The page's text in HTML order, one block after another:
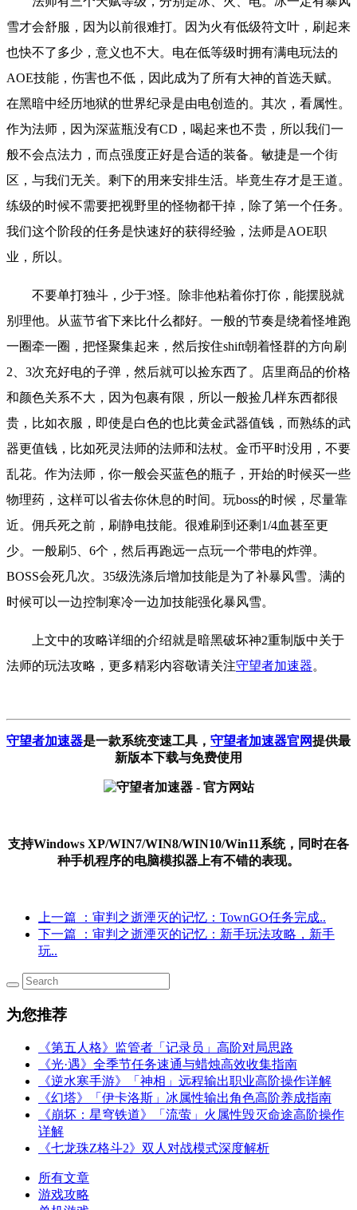
雪才会舒服，因为以前很难打。因为火有低级符文叶，刷起来
也快不了多少，意义也不大。电在低等级时拥有满电玩法的
AOE技能，伤害也不低，因此成为了所有大神的首选天赋。
在黑暗中经历地狱的世界纪录是由电创造的。 其次，看属性。
作为法师，因为深蓝瓶没有CD，喝起来也不贵，所以我们一
般不会点法力，而点强度正好是合适的装备。敏捷是一个街
区，与我们无关。剩下的用来安排生活。毕竟生存才是王道。
练级的时候不需要把视野里的怪物都干掉，除了第一个任务。
我们这个阶段的任务是快速好的获得经验，法师是AOE职
业，所以。
不要单打独斗，少于3怪。除非他粘着你打你，能摆脱就
别理他。从蓝节省下来比什么都好。一般的节奏是绕着怪堆跑
一圈牵一圈，把怪聚集起来，然后按住shift朝着怪群的方向刷
2、3次充好电的子弹，然后就可以捡东西了。
店里商品的价格
和颜色关系不大，因为包裹有限，所以一般捡几样东西都很
贵，比如衣服，即使是白色的也比黄金武器值钱，而熟练的武
器更值钱，比如死灵法师的法师和法杖。 金币平时没用，不要
乱花。作为法师，你一般会买蓝色的瓶子，开始的时候买一些
物理药，这样可以省去你休息的时间。 玩boss的时候，尽量靠
近。佣兵死之前，刷静电技能。很难刷到还剩1/4血甚至更
少。一般刷5、6个，然后再跑远一点玩一个带电的炸弹。
BOSS会死几次。35级洗涤后增加技能是为了补暴风雪。满的
时候可以一边控制寒冷一边加技能强化暴风雪。
上文中的攻略详细的介绍就是暗黑破坏神2重制版中关于
法师的玩法攻略，更多精彩内容敬请关注守望者加速器。
守望者加速器是一款系统变速工具 ， 守望者加速器官网提供最
新版本下载与免费使用
支持Windows XP/WIN7/WIN8/WIN10/Win11系统，同时在各
种手机程序的电脑模拟器上有不错的表现。
上一篇
：审判之逝湮灭的记忆：TownGO任务完成..
下一篇
：审判之逝湮灭的记忆：新手玩法攻略，新手
玩..
为您推荐
《第五人格》监管者「记录员」高阶对局思路
《光·遇》全季节任务速通与蜡烛高效收集指南
《逆水寒手游》「神相」远程输出职业高阶操作详解
《幻塔》「伊卡洛斯」冰属性输出角色高阶养成指南
《崩坏：星穹铁道》「流萤」火属性毁灭命途高阶操作
详解
《七龙珠Z格斗2》双人对战模式深度解析
所有文章
游戏攻略